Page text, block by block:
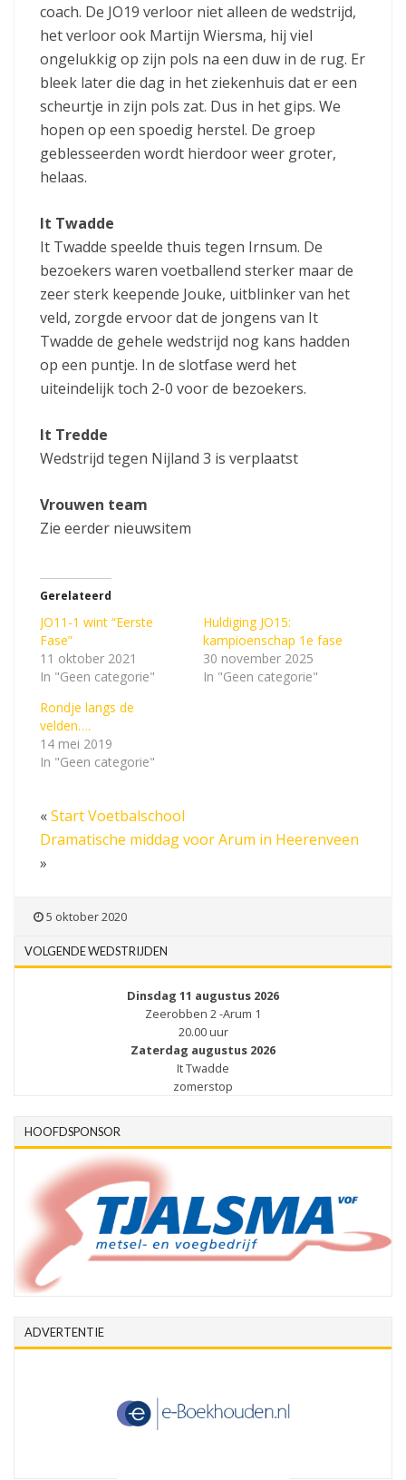
coach. De JO19 verloor niet alleen de wedstrijd,
het verloor ook Martijn Wiersma, hij viel
ongelukkig op zijn pols na een duw in de rug. Er
bleek later die dag in het ziekenhuis dat er een
scheurtje in zijn pols zat. Dus in het gips. We
hopen op een spoedig herstel. De groep
geblesseerden wordt hierdoor weer groter,
helaas.
It Twadde
It Twadde speelde thuis tegen Irnsum. De
bezoekers waren voetballend sterker maar de
zeer sterk keepende Jouke, uitblinker van het
veld, zorgde ervoor dat de jongens van It
Twadde de gehele wedstrijd nog kans hadden
op een puntje. In de slotfase werd het
uiteindelijk toch 2-0 voor de bezoekers.
It Tredde
Wedstrijd tegen Nijland 3 is verplaatst
Vrouwen team
Zie eerder nieuwsitem
Gerelateerd
JO11-1 wint “Eerste
Fase”
11 oktober 2021
In "Geen categorie"
Huldiging JO15:
kampioenschap 1e fase
30 november 2025
In "Geen categorie"
Rondje langs de
velden….
14 mei 2019
In "Geen categorie"
«Start Voetbalschool
Dramatische middag voor Arum in Heerenveen
»
5 oktober 2020
VOLGENDE WEDSTRIJDEN
Dinsdag 11 augustus 2026
Zeerobben 2 -Arum 1
20.00 uur
Zaterdag augustus 2026
It Twadde
zomerstop
HOOFDSPONSOR
ADVERTENTIE